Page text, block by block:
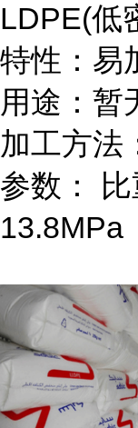
LDPE(低
特性：易
用途：暂
加工方法
参数：
比
13.8MPa